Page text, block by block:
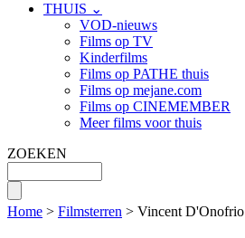
THUIS ⌄
VOD-nieuws
Films op TV
Kinderfilms
Films op PATHE thuis
Films op mejane.com
Films op CINEMEMBER
Meer films voor thuis
ZOEKEN
Home > Filmsterren > Vincent D'Onofrio